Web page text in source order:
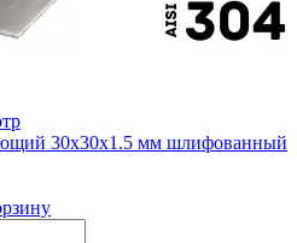
30х30х1.5 мм шлифованный